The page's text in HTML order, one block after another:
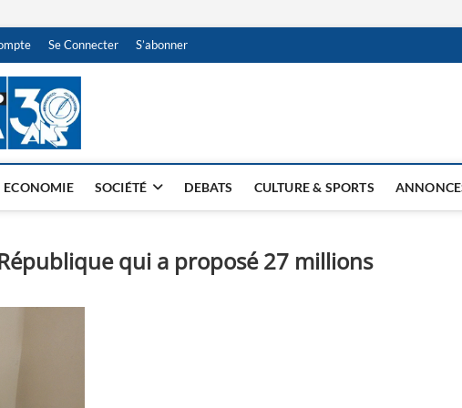
Se Connecter S’abonner
NDJAMENA HEBDO
ECONOMIE SOCIÉTÉ DEBATS CULTURE & SPORTS
qui a proposé 27 millions